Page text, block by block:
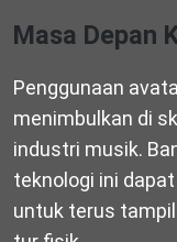
Masa Depan
Penggunaan
menimbulkan di
industri musik.
teknologi ini
untuk terus